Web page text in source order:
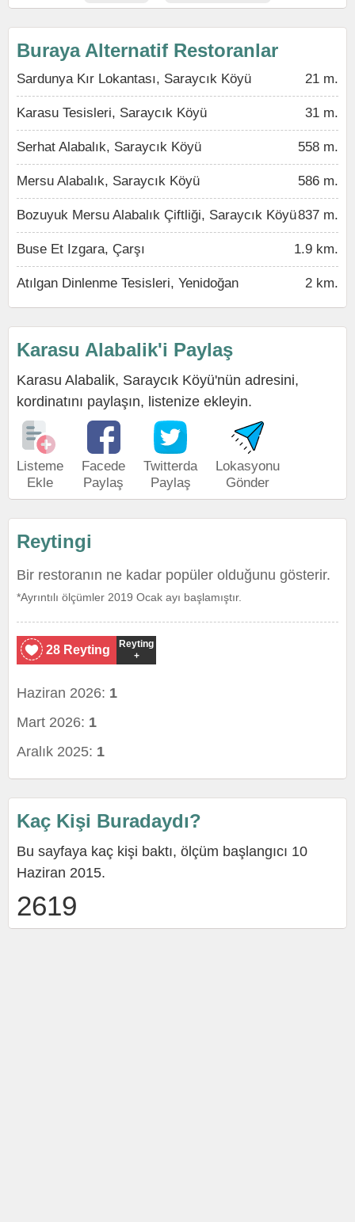
Buraya Alternatif Restoranlar
Sardunya Kır Lokantası, Saraycık Köyü 21 m.
Karasu Tesisleri, Saraycık Köyü 31 m.
Serhat Alabalık, Saraycık Köyü 558 m.
Mersu Alabalık, Saraycık Köyü 586 m.
Bozuyuk Mersu Alabalık Çiftliği, Saraycık Köyü837 m.
Buse Et Izgara, Çarşı 1.9 km.
Atılgan Dinlenme Tesisleri, Yenidoğan 2 km.
Karasu Alabalik'i Paylaş
Karasu Alabalik, Saraycık Köyü'nün adresini,
kordinatını paylaşın, listenize ekleyin.
Listeme
Ekle
Facede
Paylaş
Twitterda
Paylaş
Lokasyonu
Gönder
Reytingi
Bir restoranın ne kadar popüler olduğunu gösterir.
*Ayrıntılı ölçümler 2019 Ocak ayı başlamıştır.
28 Reyting
Reyting
+
Haziran 2026: 1
Mart 2026: 1
Aralık 2025: 1
Kaç Kişi Buradaydı?
Bu sayfaya kaç kişi baktı, ölçüm başlangıcı 10
Haziran 2015.
2619